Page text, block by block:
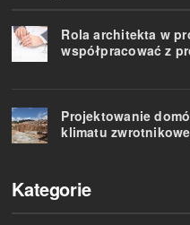
Rola architekta w
współpracować z
Projektowanie
klimatu
Kategorie